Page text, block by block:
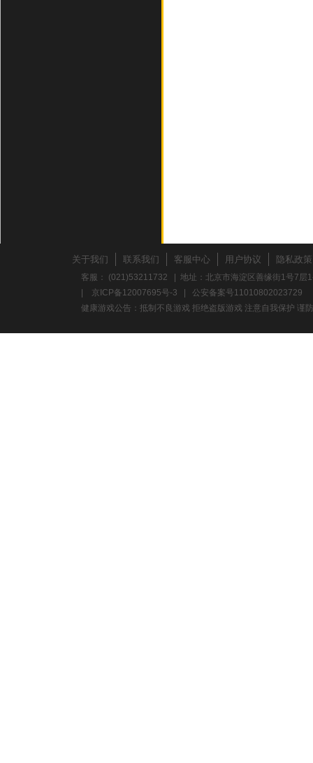
关于我们 联系我们 客服中心 用户协议 隐私政策
客服： (021)53211732 | 地址：北京市海淀区善缘街1号7
京ICP备12007695号-3
公安备案号11010802023729
健康游戏公告：抵制不良游戏 拒绝盗版游戏 注意自我保护 谨